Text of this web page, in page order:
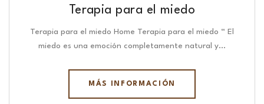
Terapia para el miedo
Terapia para el miedo Home Terapia para el miedo “ El
miedo es una emoción completamente natural y…
MÁS INFORMACIÓN